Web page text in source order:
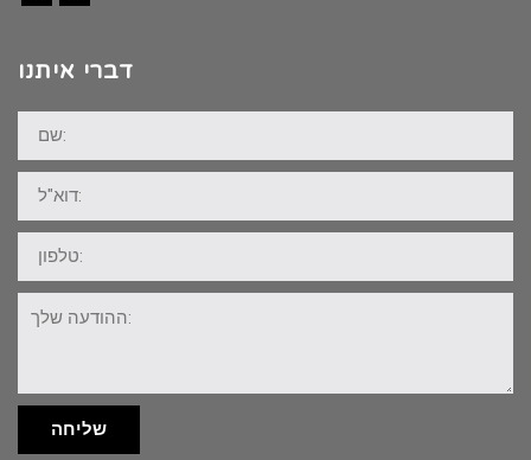
דברי איתנו
שם:
דוא"ל:
טלפון:
ההודעה
שלך:
שליחה